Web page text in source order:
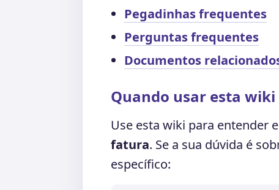
Pegadinhas frequentes
Perguntas frequentes
Documentos
Quando usar esta wiki
Use esta wiki para entender
fatura. Se a sua dúvida é
específico: